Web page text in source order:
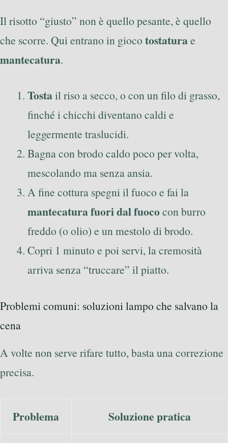
Il risotto “giusto” non è quello pesante, è quello
che scorre. Qui entrano in gioco tostaturae
mantecatura.
Tostail riso a secco, o con un filo di grasso,
finché i chicchi diventano caldi e
leggermente traslucidi.
Bagna con brodo caldo poco per volta,
mescolando ma senza ansia.
A fine cottura spegni il fuoco e fai la
mantecatura fuori dal fuococon burro
freddo (o olio) e un mestolo di brodo.
Copri 1 minuto e poi servi, la cremosità
arriva senza “truccare” il piatto.
Problemi comuni: soluzioni lampo che salvano la
cena
A volte non serve rifare tutto, basta una correzione
precisa.
Problema Soluzione pratica